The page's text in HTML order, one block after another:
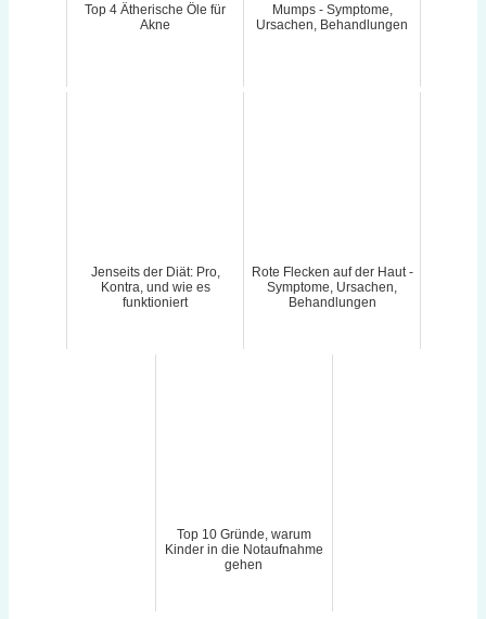
Top 4 Ätherische Öle für
Akne
Mumps - Symptome,
Ursachen, Behandlungen
Jenseits der Diät: Pro,
Kontra, und wie es
funktioniert
Rote Flecken auf der Haut -
Symptome, Ursachen,
Behandlungen
Top 10 Gründe, warum
Kinder in die Notaufnahme
gehen